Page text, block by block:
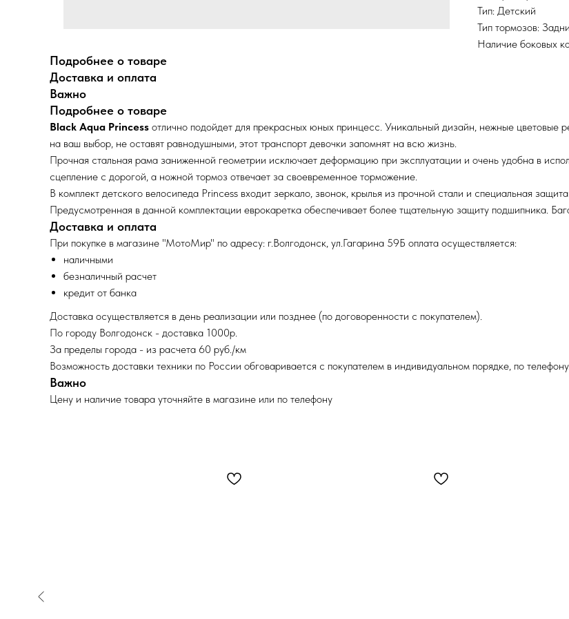
Тип: Детский
Тип тормозов:
Наличие боковых
Подробнее о товаре
Доставка и оплата
Важно
Подробнее о товаре
Black Aqua Princess отлично подойдет для прекрасных юных принцесс. Уникальный дизайн, нежные цветовые
на ваш выбор, не оставят равнодушными, этот транспорт девочки запомнят на всю жизнь.
Прочная стальная рама заниженной геометрии исключает деформацию при эксплуатации и очень удобна в
сцепление с дорогой, а ножной тормоз отвечает за своевременное торможение.
В комплект детского велосипеда Princess входит зеркало, звонок, крылья из прочной стали и специальная
Предусмотренная в данной комплектации еврокаретка обеспечивает более тщательную защиту подшипника.
Доставка и оплата
При покупке в магазине "МотоМир" по адресу: г.Волгодонск, ул.Гагарина 59Б оплата осуществляется:
наличными
безналичный расчет
кредит от банка
Доставка осуществляется в день реализации или позднее (по договоренности с покупателем).
По городу Волгодонск - доставка 1000р.
За пределы города - из расчета 60 руб./км
Возможность доставки техники по России обговаривается с покупателем в индивидуальном порядке, по телефону.
Важно
Цену и наличие товара уточняйте в магазине или по телефону